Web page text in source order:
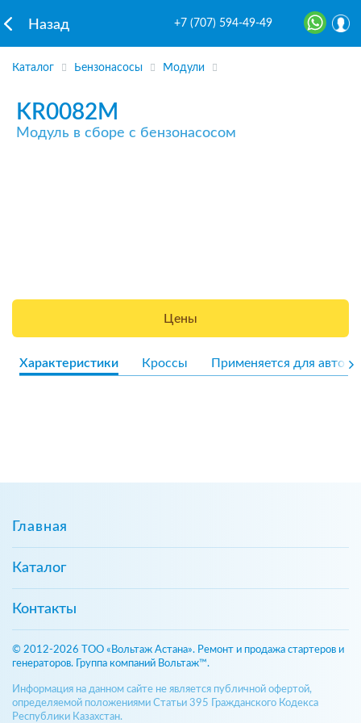
Назад +7 (707) 594-49-49
Каталог Бензонасосы Модули
KR0082M
Модуль в сборе с бензонасосом
Цены
Характеристики Кроссы Применяется для авто
Главная
Каталог
Контакты
© 2012-2026 ТОО «Вольтаж Астана». Ремонт и продажа стартеров и
генераторов. Группа компаний Вольтаж™.
Информация на данном сайте не является публичной офертой,
определяемой положениями Статьи 395 Гражданского Кодекса
Республики Казахстан.